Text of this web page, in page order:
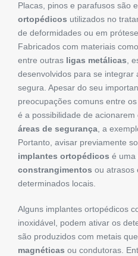
Placas, pinos e parafusos são
ortopédicos utilizados no
de deformidades ou em
Fabricados com materiais
entre outras ligas metálicas,
desenvolvidos para se integrar
segura. Apesar do seu
preocupações comuns entre
é a possibilidade de acionarem
áreas de segurança, a
Portanto, avisar previamente
implantes ortopédicos é uma
constrangimentos ou atrasos
determinados locais.
Alguns implantes ortopédicos
inoxidável, podem ativar os
são produzidos com metais
magnéticas ou condutoras.